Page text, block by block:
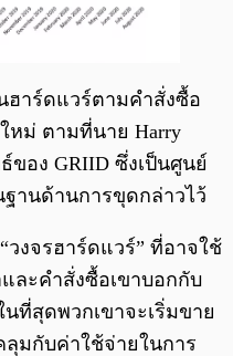
ฮาร์ดแวร์ตามคำสั่งซื้อ
หม่ ตามที่นาย Harry
ของ GRIID ซึ่งเป็นศูนย์
านด้านการขุดกล่าวไว้
วงจรฮาร์ดแวร์” ที่อาจใช้
ละคำสั่งซื้อเขาบอกกับ
ที่สุดพวกเขาจะเริ่มขาย
มกับค่าใช้จ่ายในการ